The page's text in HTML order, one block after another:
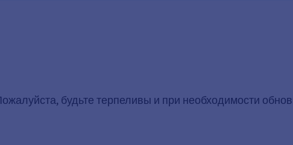
будьте терпеливы и при необходимости